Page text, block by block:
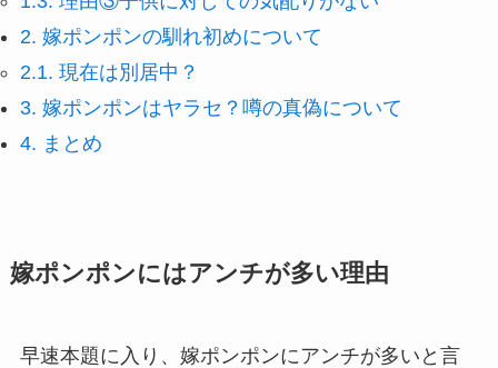
2. 嫁ポンポンの馴れ初めについて
2.1. 現在は別居中？
3. 嫁ポンポンはヤラセ？噂の真偽について
4. まとめ
嫁ポンポンにはアンチが多い理由
早速本題に入り、嫁ポンポンにアンチが多いと言